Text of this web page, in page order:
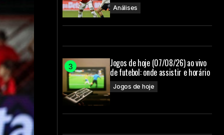
Análises
Jogos de hoje (07/08/26) ao vivo
de futebol: onde assistir e horário
Jogos de hoje